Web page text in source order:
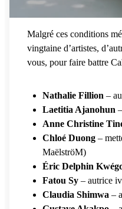
Malgré ces conditions
vingtaine d’artistes,
vous, pour faire battre
Nathalie Fillion –
Laetitia Ajanohun
Anne Christine
Chloé Duong –
MaëlströM)
Éric Delphin
Fatou Sy – autrice
Claudia Shimwa –